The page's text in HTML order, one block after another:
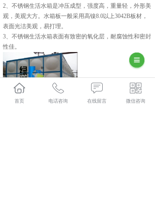
2、不锈钢生活水箱是冲压成型，强度高，重量轻，外形美
观，美观大方。水箱板一般采用高镍8.0以上3042B板材，
表面光洁美观，易打理。
3、不锈钢生活水箱表面有致密的氧化层，耐腐蚀性和密封
性佳。
首页 电话咨询 在线留言 微信咨询